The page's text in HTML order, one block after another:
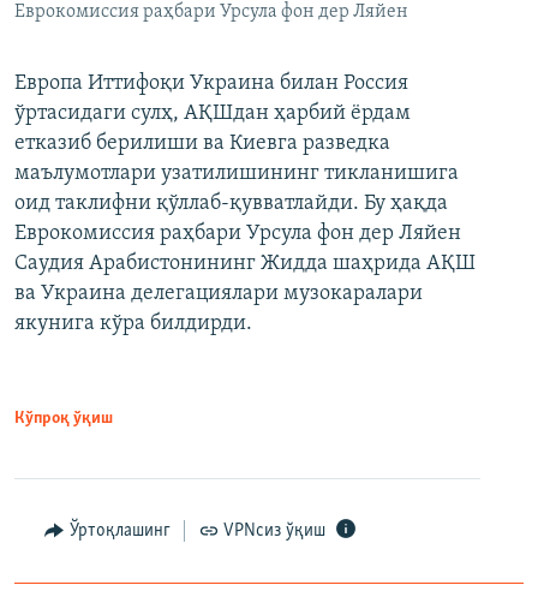
Еврокомиссия раҳбари Урсула фон дер Ляйен
Европа Иттифоқи Украина билан Россия
ўртасидаги сулҳ, АҚШдан ҳарбий ёрдам
етказиб берилиши ва Киевга разведка
маълумотлари узатилишининг тикланишига
оид таклифни қўллаб-қувватлайди. Бу ҳақда
Еврокомиссия раҳбари Урсула фон дер Ляйен
Саудия Арабистонининг Жидда шаҳрида АҚШ
ва Украина делегациялари музокаралари
якунига кўра билдирди.
Кўпроқ ўқиш
Ўртоқлашинг VPNсиз ўқиш